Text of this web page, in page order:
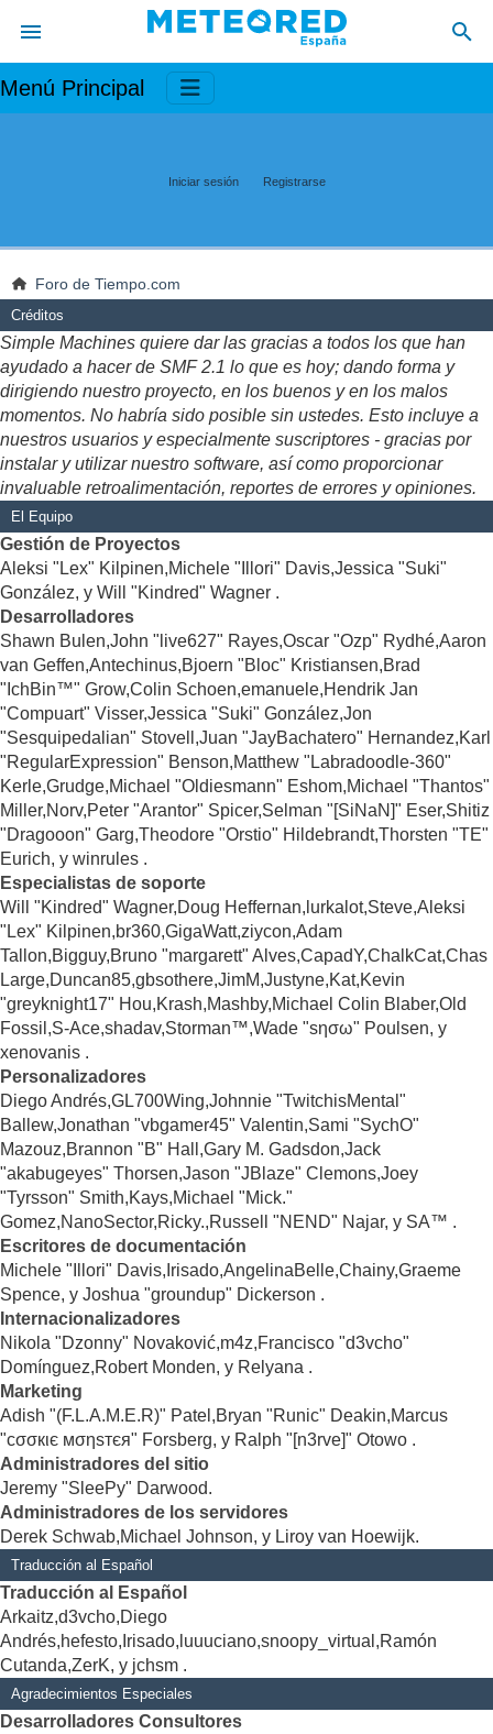
Menú Principal
Iniciar sesión Registrarse
Foro de Tiempo.com
Créditos
Simple Machines quiere dar las gracias a todos los que han
ayudado a hacer de SMF 2.1 lo que es hoy; dando forma y
dirigiendo nuestro proyecto, en los buenos y en los malos
momentos. No habría sido posible sin ustedes. Esto incluye a
nuestros usuarios y especialmente suscriptores - gracias por
instalar y utilizar nuestro software, así como proporcionar
invaluable retroalimentación, reportes de errores y opiniones.
El Equipo
Gestión de Proyectos
Aleksi "Lex" Kilpinen,Michele "Illori" Davis,Jessica "Suki"
González, y Will "Kindred" Wagner .
Desarrolladores
Shawn Bulen,John "live627" Rayes,Oscar "Ozp" Rydhé,Aaron
van Geffen,Antechinus,Bjoern "Bloc" Kristiansen,Brad
"IchBin™" Grow,Colin Schoen,emanuele,Hendrik Jan
"Compuart" Visser,Jessica "Suki" González,Jon
"Sesquipedalian" Stovell,Juan "JayBachatero" Hernandez,Karl
"RegularExpression" Benson,Matthew "Labradoodle-360"
Kerle,Grudge,Michael "Oldiesmann" Eshom,Michael "Thantos"
Miller,Norv,Peter "Arantor" Spicer,Selman "[SiNaN]" Eser,Shitiz
"Dragooon" Garg,Theodore "Orstio" Hildebrandt,Thorsten "TE"
Eurich, y winrules .
Especialistas de soporte
Will "Kindred" Wagner,Doug Heffernan,lurkalot,Steve,Aleksi
"Lex" Kilpinen,br360,GigaWatt,ziycon,Adam
Tallon,Bigguy,Bruno "margarett" Alves,CapadY,ChalkCat,Chas
Large,Duncan85,gbsothere,JimM,Justyne,Kat,Kevin
"greyknight17" Hou,Krash,Mashby,Michael Colin Blaber,Old
Fossil,S-Ace,shadav,Storman™,Wade "sησω" Poulsen, y
xenovanis .
Personalizadores
Diego Andrés,GL700Wing,Johnnie "TwitchisMental"
Ballew,Jonathan "vbgamer45" Valentin,Sami "SychO"
Mazouz,Brannon "B" Hall,Gary M. Gadsdon,Jack
"akabugeyes" Thorsen,Jason "JBlaze" Clemons,Joey
"Tyrsson" Smith,Kays,Michael "Mick."
Gomez,NanoSector,Ricky.,Russell "NEND" Najar, y SA™ .
Escritores de documentación
Michele "Illori" Davis,Irisado,AngelinaBelle,Chainy,Graeme
Spence, y Joshua "groundup" Dickerson .
Internacionalizadores
Nikola "Dzonny" Novaković,m4z,Francisco "d3vcho"
Domínguez,Robert Monden, y Relyana .
Marketing
Adish "(F.L.A.M.E.R)" Patel,Bryan "Runic" Deakin,Marcus
"cσσкιє мσηѕтєя" Forsberg, y Ralph "[n3rve]" Otowo .
Administradores del sitio
Jeremy "SleePy" Darwood.
Administradores de los servidores
Derek Schwab,Michael Johnson, y Liroy van Hoewijk.
Traducción al Español
Traducción al Español
Arkaitz,d3vcho,Diego
Andrés,hefesto,Irisado,luuuciano,snoopy_virtual,Ramón
Cutanda,ZerK, y jchsm .
Agradecimientos Especiales
Desarrolladores Consultores